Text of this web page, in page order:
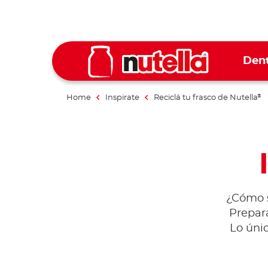
Home Inspirate Reciclá tu frasco de Nutella®
Lo